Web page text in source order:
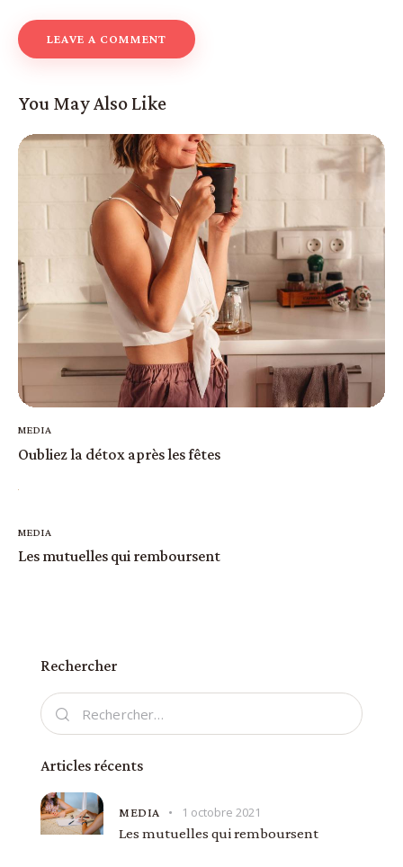
You May Also Like
MEDIA
Oubliez la détox après les fêtes
MEDIA
Les mutuelles qui remboursent
Rechercher
Articles récents
MEDIA 1 octobre 2021
Les mutuelles qui remboursent